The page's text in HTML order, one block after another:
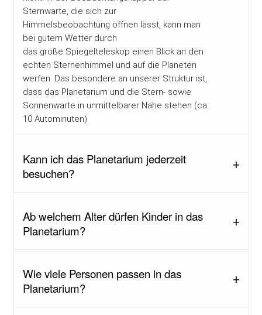
Sternwarte, die sich zur
Himmelsbeobachtung öffnen lässt, kann man
bei gutem Wetter durch
das große Spiegelteleskop einen Blick an den
echten Sternenhimmel und auf die Planeten
werfen. Das besondere an unserer Struktur ist,
dass das Planetarium und die Stern- sowie
Sonnenwarte in unmittelbarer Nähe stehen (ca.
10 Autominuten)
Kann ich das Planetarium jederzeit
besuchen?
Ab welchem Alter dürfen Kinder in das
Planetarium?
Wie viele Personen passen in das
Planetarium?